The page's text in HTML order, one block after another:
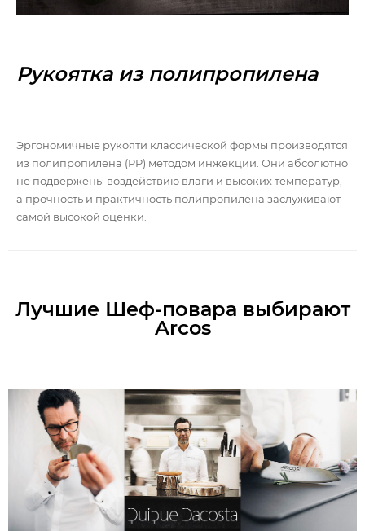
Рукоятка из полипропилена
Эргономичные рукояти классической формы производятся
из полипропилена (PP) методом инжекции. Они абсолютно
не подвержены воздействию влаги и высоких температур,
а прочность и практичность полипропилена заслуживают
самой высокой оценки.
Лучшие Шеф-повара выбирают
Arcos